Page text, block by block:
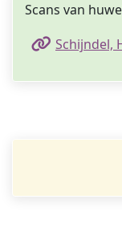
Scans van
Schijndel,